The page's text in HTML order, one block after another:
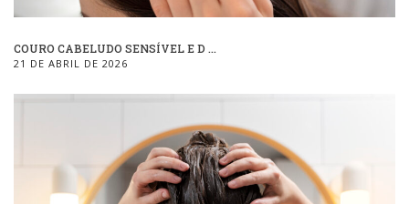
COURO CABELUDO SENSÍVEL E D ...
21 DE ABRIL DE 2026